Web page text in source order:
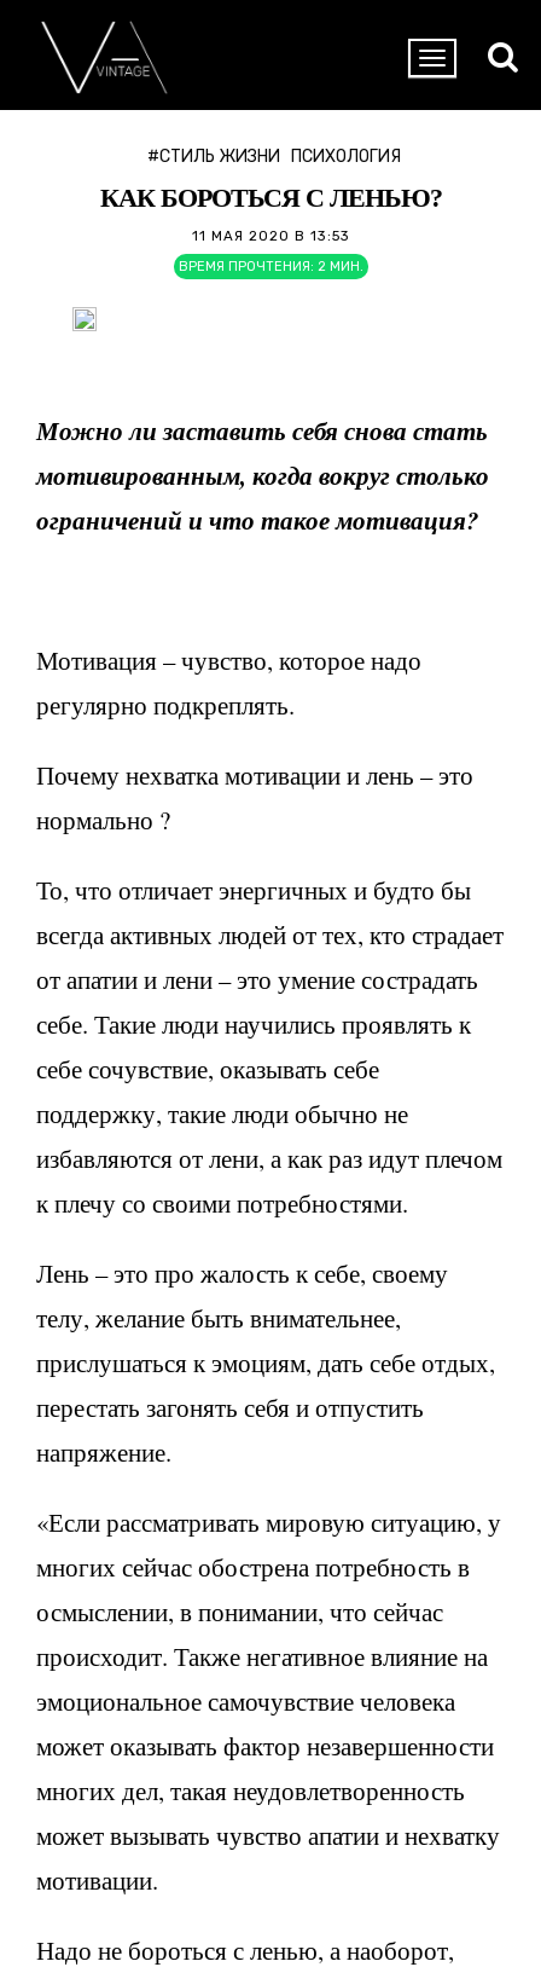
#СТИЛЬ ЖИЗНИ ПСИХОЛОГИЯ
КАК БОРОТЬСЯ С ЛЕНЬЮ?
11 МАЯ 2020 В 13:53
ВРЕМЯ ПРОЧТЕНИЯ: 2 МИН.
Можно ли заставить себя снова стать
мотивированным, когда вокруг столько
ограничений и что такое мотивация?
Мотивация – чувство, которое надо
регулярно подкреплять.
Почему нехватка мотивации и лень – это
нормально ?
То, что отличает энергичных и будто бы
всегда активных людей от тех, кто страдает
от апатии и лени – это умение сострадать
себе. Такие люди научились проявлять к
себе сочувствие, оказывать себе
поддержку, такие люди обычно не
избавляются от лени, а как раз идут плечом
к плечу со своими потребностями.
Лень – это про жалость к себе, своему
телу, желание быть внимательнее,
прислушаться к эмоциям, дать себе отдых,
перестать загонять себя и отпустить
напряжение.
«Если рассматривать мировую ситуацию, у
многих сейчас обострена потребность в
осмыслении, в понимании, что сейчас
происходит. Также негативное влияние на
эмоциональное самочувствие человека
может оказывать фактор незавершенности
многих дел, такая неудовлетворенность
может вызывать чувство апатии и нехватку
мотивации.
Надо не бороться с ленью, а наоборот,